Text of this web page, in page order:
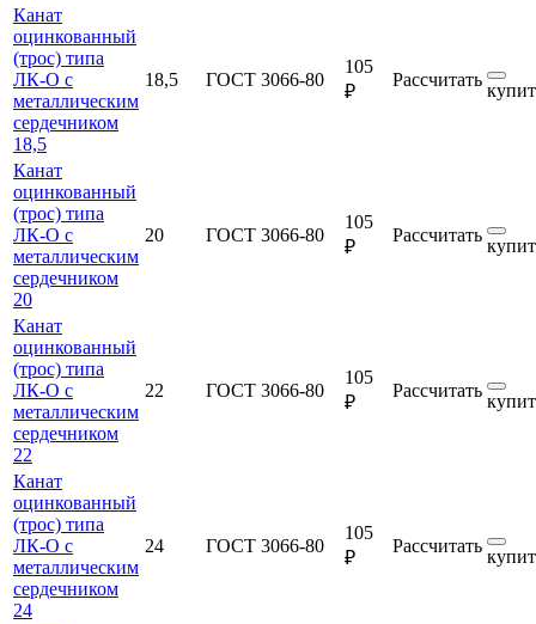
Канат
оцинкованный
(трос) типа
ЛК-О с
металлическим
сердечником
18,5
18,5 ГОСТ 3066-80
105
₽
Рассчитать
Канат
оцинкованный
(трос) типа
ЛК-О с
металлическим
сердечником
20
20 ГОСТ 3066-80
105
₽
Рассчитать
Канат
оцинкованный
(трос) типа
ЛК-О с
металлическим
сердечником
22
22 ГОСТ 3066-80
105
₽
Рассчитать
Канат
оцинкованный
(трос) типа
ЛК-О с
металлическим
сердечником
24
24 ГОСТ 3066-80
105
₽
Рассчитать